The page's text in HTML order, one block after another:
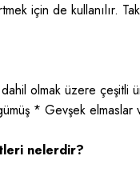
için de kullanılır.
dahil olmak üzere
* Gevşek
nelerdir?